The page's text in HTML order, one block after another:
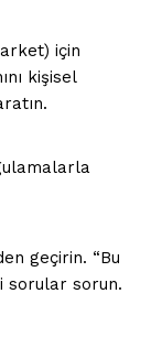
için
kişisel
geçirin. “Bu
sorular sorun.